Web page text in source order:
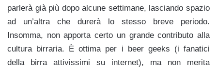
parlerà già più dopo alcune settimane, lasciando spazio
ad un’altra che durerà lo stesso breve periodo.
Insomma, non apporta certo un grande contributo alla
cultura birraria. È ottima per i beer geeks (i fanatici
della birra attivissimi su internet), ma non merita